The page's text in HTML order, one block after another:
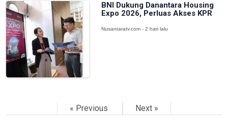
BNI Dukung Danantara Housing
Expo 2026, Perluas Akses KPR
Nusantaratv.com - 2 hari lalu
« Previous Next »